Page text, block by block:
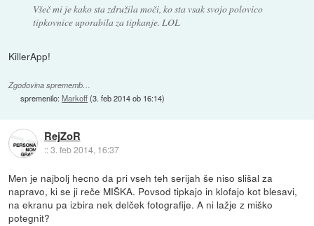
Všeč mi je kako sta združila moči, ko sta vsak svojo polovico
tipkovnice uporabila za tipkanje. LOL
KillerApp!
Zgodovina sprememb…
spremenilo:Markoff(3. feb 2014 ob 16:14)
RejZoR
::3. feb 2014, 16:37
Men je najbolj hecno da pri vseh teh serijah še niso slišal za
napravo, ki se ji reče MIŠKA. Povsod tipkajo in klofajo kot blesavi,
na ekranu pa izbira nek delček fotografije. A ni lažje z miško
potegnit?